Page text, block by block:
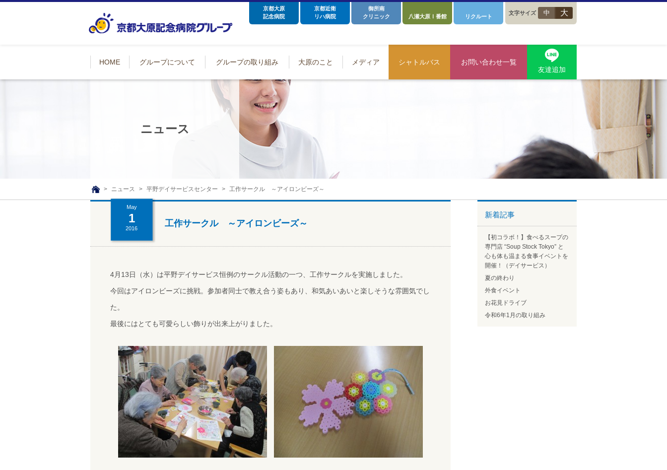
文字サイズ 中 大
HOME グループについて グループの取り組み 大原のこと メディア シャトルバス
お問い合わせ一覧
友達追加
京都大原
記念病院
京都近衛
リハ病院
御所南
クリニック
八瀬大原Ⅰ番館 リクルート
ニュース
TOP
ニュース 平野デイサービスセンター 工作サークル ～アイロンビーズ～
May
1
2016
工作サークル ～アイロンビーズ～
4月13日（水）は平野デイサービス恒例のサークル活動の一つ、工作サークルを実施しました。
今回はアイロンビーズに挑戦。参加者同士で教え合う姿もあり、和気あいあいと楽しそうな雰囲気でし
た。
最後にはとても可愛らしい飾りが出来上がりました。
新着記事
【初コラボ！】食べるスープの
専門店 “Soup Stock Tokyo” と
心も体も温まる食事イベントを
開催！（デイサービス）
夏の終わり
外食イベント
お花見ドライブ
令和6年1月の取り組み